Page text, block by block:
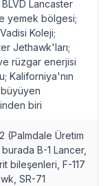
Lancaster
yemek bölgesi;
Koleji;
Jethawk'ları;
rüzgar enerjisi
Kaliforniya'nın
büyüyen
biri
(Palmdale Üretim
B-1 Lancer,
bileşenleri, F-117
SR-71